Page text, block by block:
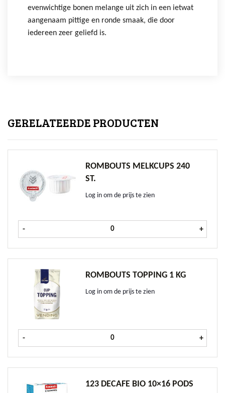
evenwichtige bonen melange uit zich in een ietwat
aangenaam pittige en ronde smaak, die door
iedereen zeer geliefd is.
GERELATEERDE PRODUCTEN
ROMBOUTS MELKCUPS 240
ST.
Log in om de prijs te zien
- Rombouts Melkcups 240 st. aantal
+
ROMBOUTS TOPPING 1 KG
Log in om de prijs te zien
- Rombouts Topping 1 kg aantal
+
123 DECAFE BIO 10×16 PODS